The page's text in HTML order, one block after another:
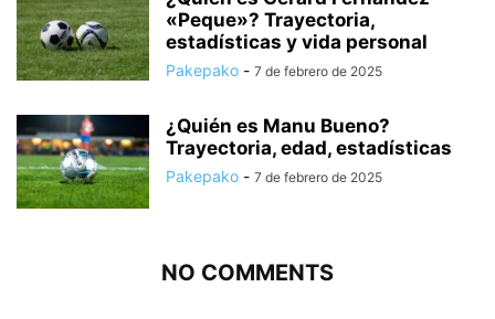
«Peque»? Trayectoria,
estadísticas y vida personal
Pakepako - 7 de febrero de 2025
¿Quién es Manu Bueno?
Trayectoria, edad, estadísticas
Pakepako - 7 de febrero de 2025
NO COMMENTS